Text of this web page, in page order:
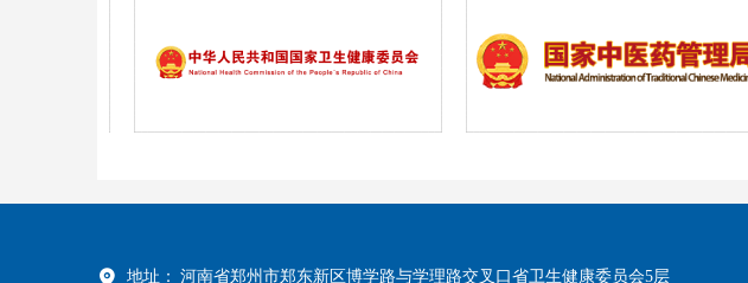
地址： 河南省郑州市郑东新区博学路与学理路交叉口省卫生健康委员会5层